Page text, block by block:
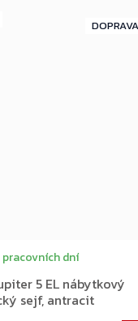
5 EL nábytkový
sejf, antracit
dní